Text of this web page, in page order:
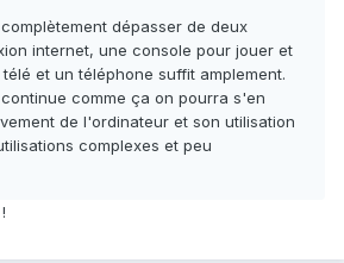
dépasser de deux
internet, une console pour jouer et
et un téléphone suffit amplement.
comme ça on pourra s'en
de l'ordinateur et son utilisation
complexes et peu